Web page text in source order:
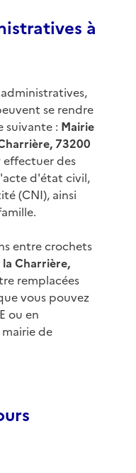
à
se rendre
suivante : Mairie
73200
effectuer des
d'état civil,
(CNI), ainsi
entre crochets
Charrière,
remplacées
vous pouvez
ou en
de